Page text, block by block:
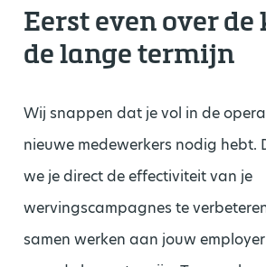
Eerst even over de
de lange termijn
Wij snappen dat je vol in de
nieuwe medewerkers nodig hebt.
we je direct de effectiviteit van je
wervingscampagnes te
samen werken aan jouw